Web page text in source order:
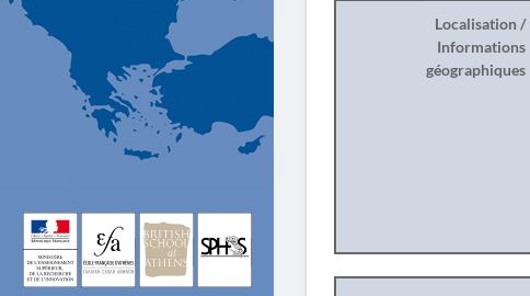
Localisation /
Informations
géographiques